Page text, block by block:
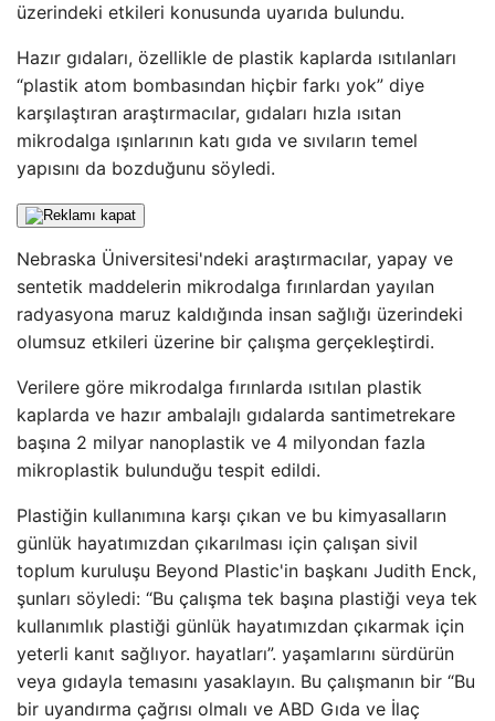
üzerindeki etkileri konusunda uyarıda bulundu.
Hazır gıdaları, özellikle de plastik kaplarda ısıtılanları
“plastik atom bombasından hiçbir farkı yok” diye
karşılaştıran araştırmacılar, gıdaları hızla ısıtan
mikrodalga ışınlarının katı gıda ve sıvıların temel
yapısını da bozduğunu söyledi.
Nebraska Üniversitesi'ndeki araştırmacılar, yapay ve
sentetik maddelerin mikrodalga fırınlardan yayılan
radyasyona maruz kaldığında insan sağlığı üzerindeki
olumsuz etkileri üzerine bir çalışma gerçekleştirdi.
Verilere göre mikrodalga fırınlarda ısıtılan plastik
kaplarda ve hazır ambalajlı gıdalarda santimetrekare
başına 2 milyar nanoplastik ve 4 milyondan fazla
mikroplastik bulunduğu tespit edildi.
Plastiğin kullanımına karşı çıkan ve bu kimyasalların
günlük hayatımızdan çıkarılması için çalışan sivil
toplum kuruluşu Beyond Plastic'in başkanı Judith Enck,
şunları söyledi: “Bu çalışma tek başına plastiği veya tek
kullanımlık plastiği günlük hayatımızdan çıkarmak için
yeterli kanıt sağlıyor. hayatları”. yaşamlarını sürdürün
veya gıdayla temasını yasaklayın. Bu çalışmanın bir “Bu
bir uyandırma çağrısı olmalı ve ABD Gıda ve İlaç